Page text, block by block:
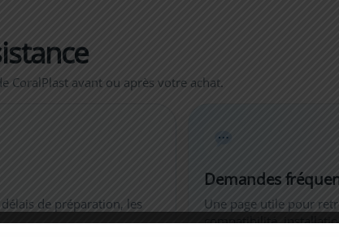
CoralPlast avant ou après votre achat.
de préparation, les
Demandes
Une page utile pour
compatibilité,